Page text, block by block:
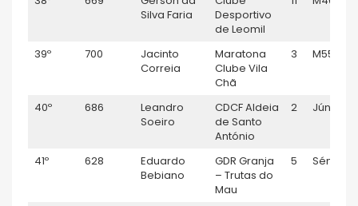
Silva Faria
Desportivo
de Leomil
39º 700
Jacinto
Correia
Maratona
Clube Vila
Chã
3 M55
40º 686
Leandro
Soeiro
CDCF Aldeia
de Santo
António
2 Júnior M
41º 628
Eduardo
Bebiano
GDR Granja
– Trutas do
Mau
5 Sénior M